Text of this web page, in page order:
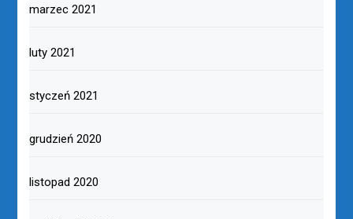
marzec 2021
luty 2021
styczeń 2021
grudzień 2020
listopad 2020